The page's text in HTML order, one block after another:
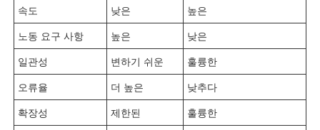
속도
낮은
높은
노동 요구 사항
높은
낮은
일관성
변하기 쉬운
훌륭한
오류율
더 높은
낮추다
확장성
제한된
훌륭한